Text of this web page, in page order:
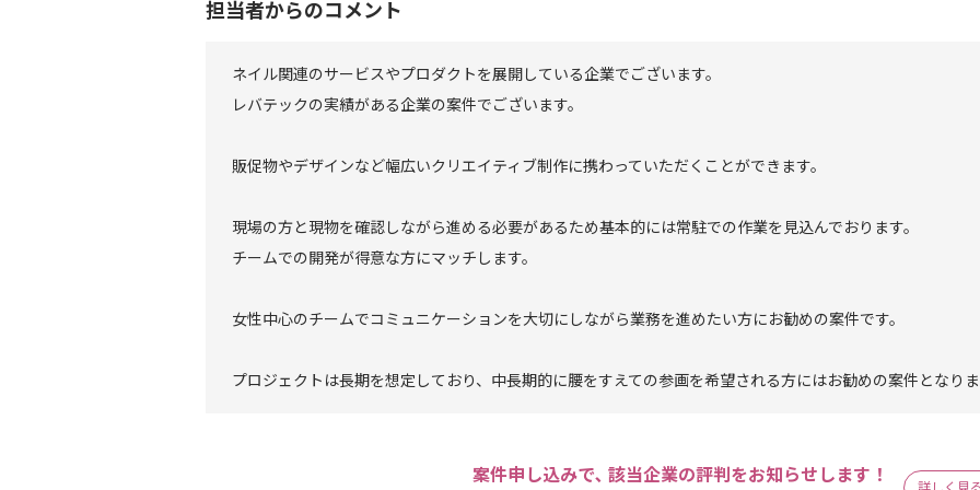
担当者からのコメント
ネイル関連のサービスやプロダクトを展開している企業でございます。
レバテックの実績がある企業の案件でございます。
販促物やデザインなど幅広いクリエイティブ制作に携わっていただくことができます。
現場の方と現物を確認しながら進める必要があるため基本的には常駐での作業を見込んでおります。
チームでの開発が得意な方にマッチします。
女性中心のチームでコミュニケーションを大切にしながら業務を進めたい方にお勧めの案件です。
プロジェクトは長期を想定しており、中長期的に腰をすえての参画を希望される方にはお勧めの案件となり
案件申し込みで､ 該当企業の評判をお知らせします！